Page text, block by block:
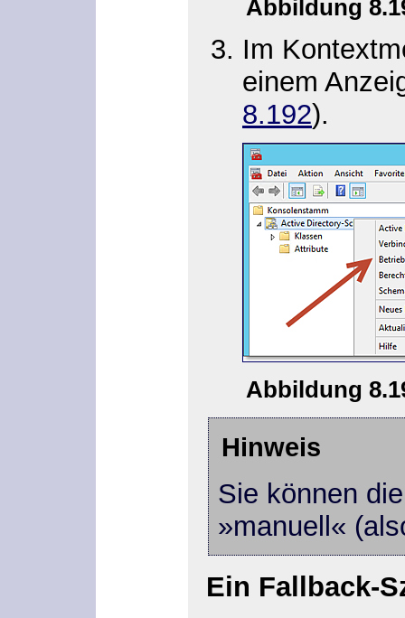
Abbildung
Im
einem
8.192).
Abbildung
Hinweis
Sie können
»manuell«
Ein Fallback-